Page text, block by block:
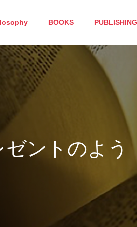
BOOKS PUBLISHING
ような１冊で